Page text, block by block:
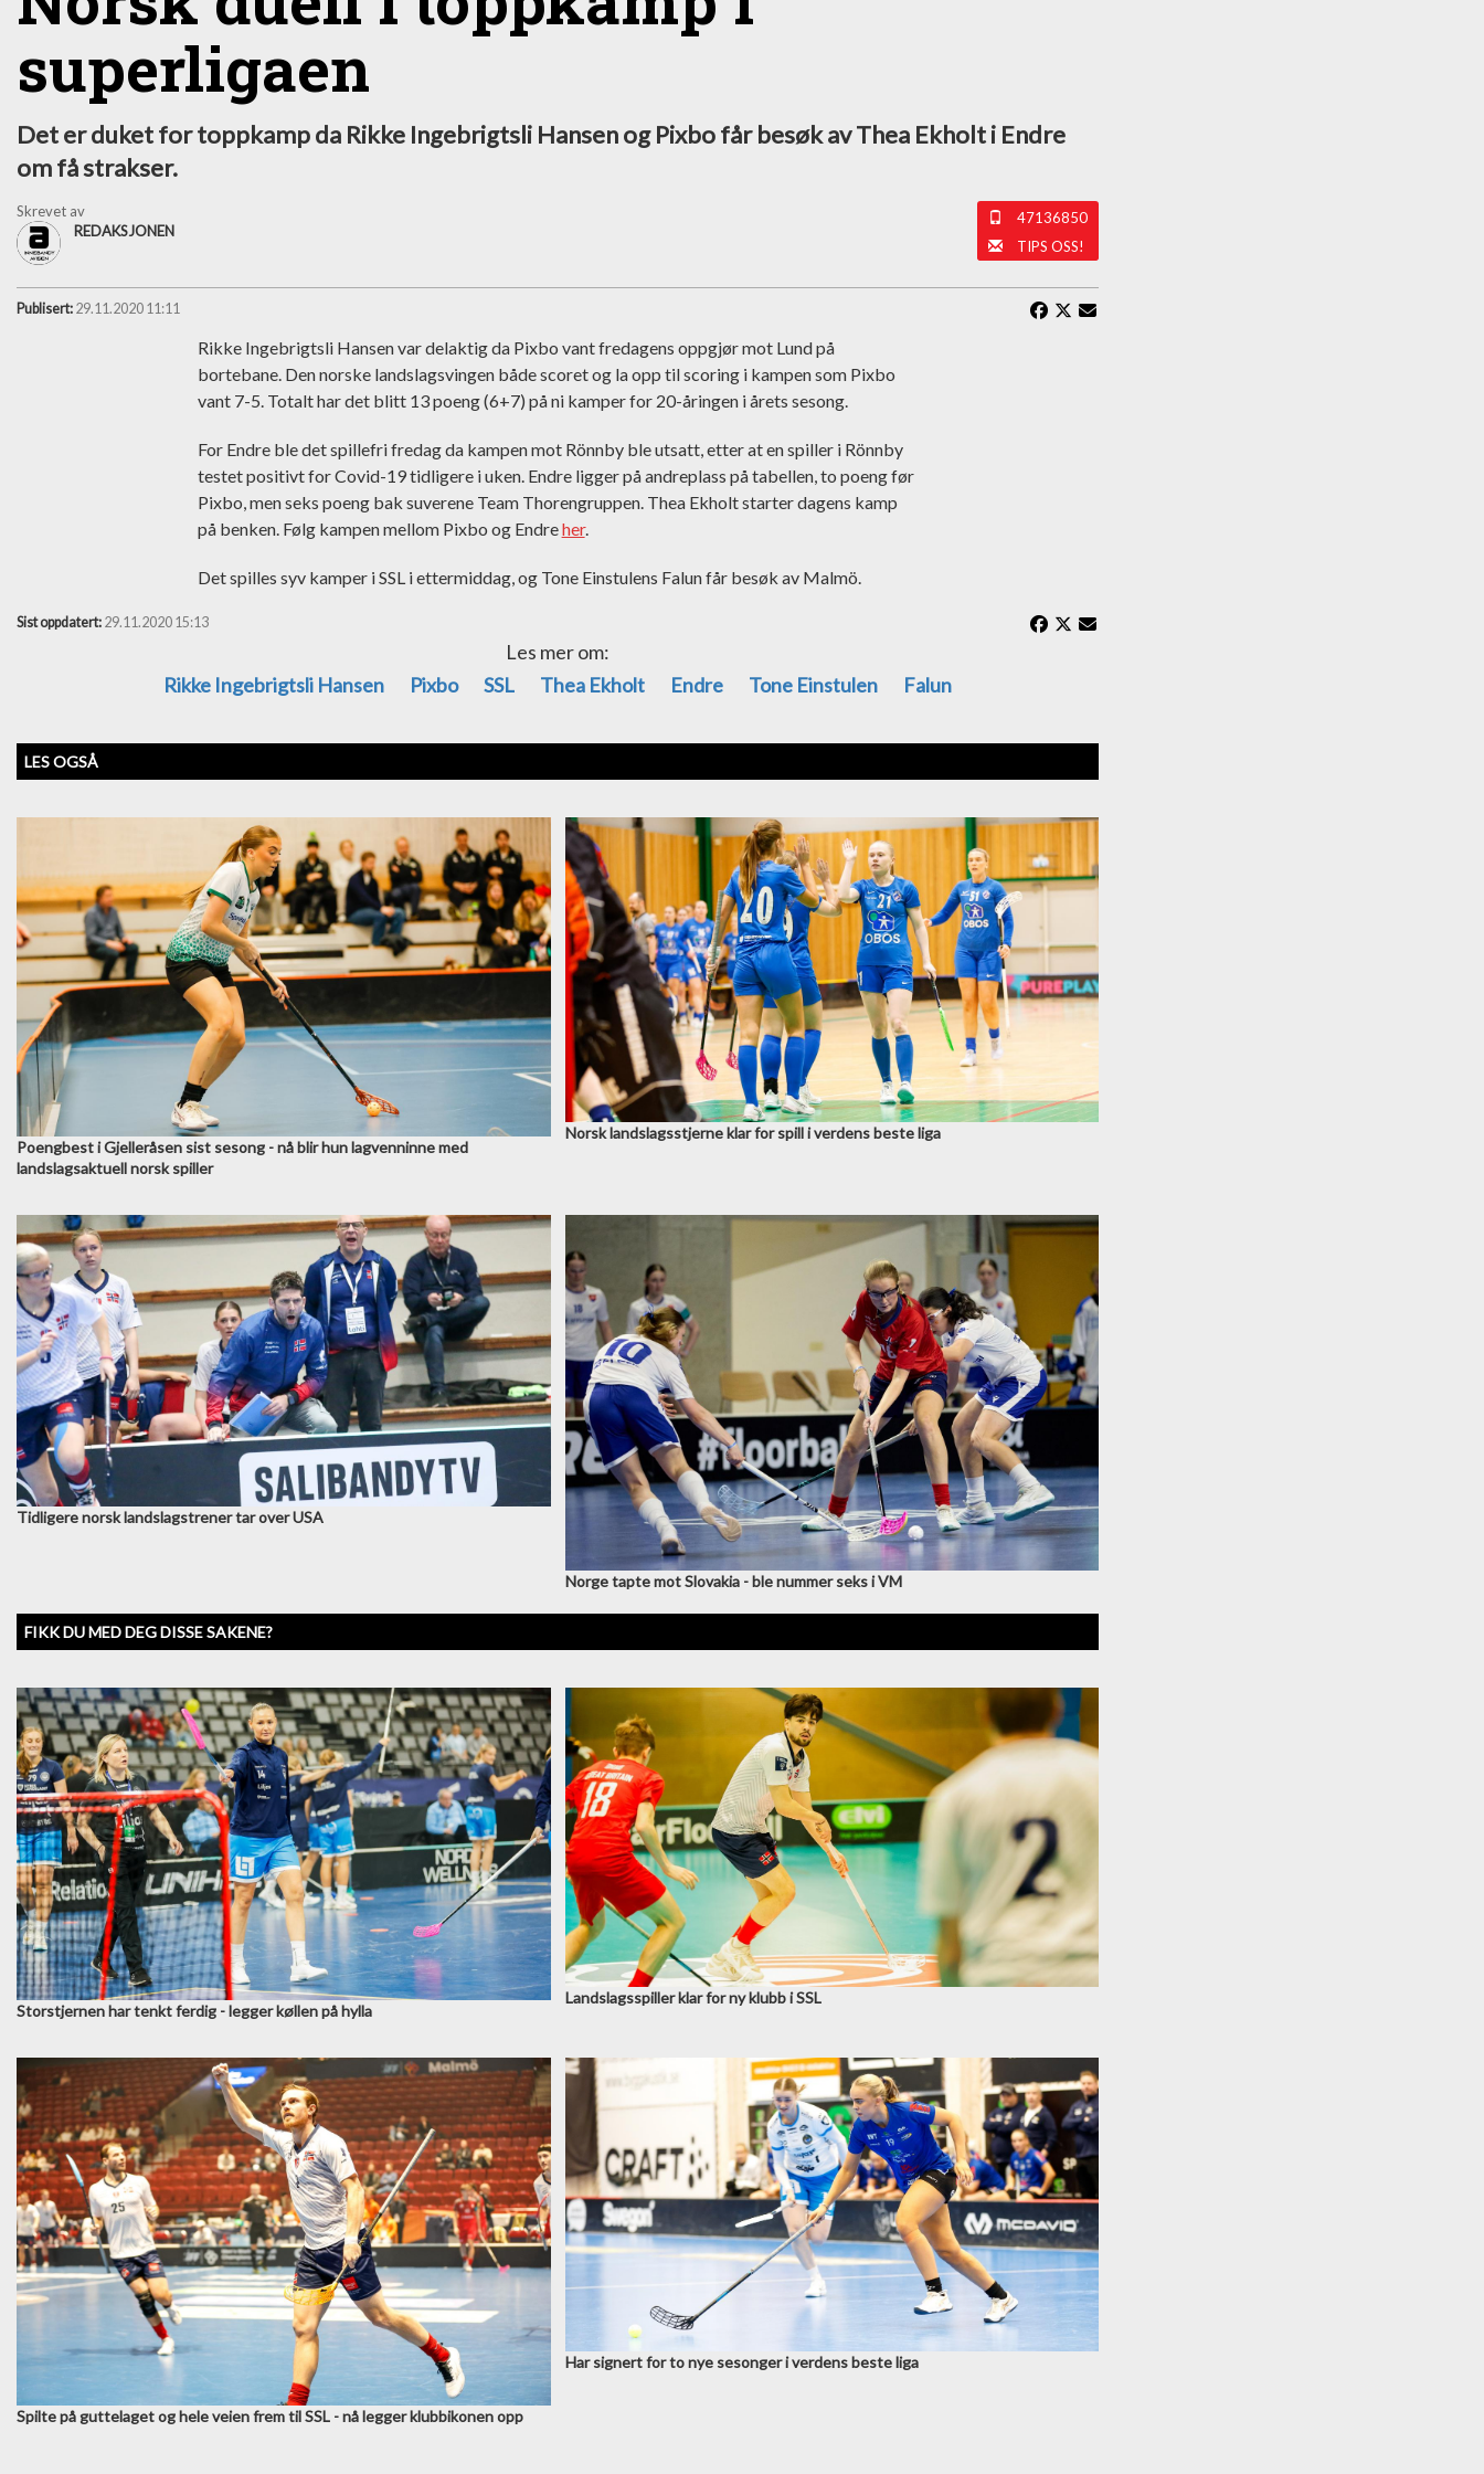
superligaen
Det er duket for toppkamp da Rikke Ingebrigtsli Hansen og Pixbo får besøk av Thea Ekholt i Endre
om få strakser.
Skrevet av
REDAKSJONEN
47136850
TIPS OSS!
Publisert: 29.11.2020 11:11
Rikke Ingebrigtsli Hansen var delaktig da Pixbo vant fredagens oppgjør mot Lund på
bortebane. Den norske landslagsvingen både scoret og la opp til scoring i kampen som Pixbo
vant 7-5. Totalt har det blitt 13 poeng (6+7) på ni kamper for 20-åringen i årets sesong.
For Endre ble det spillefri fredag da kampen mot Rönnby ble utsatt, etter at en spiller i Rönnby
testet positivt for Covid-19 tidligere i uken. Endre ligger på andreplass på tabellen, to poeng før
Pixbo, men seks poeng bak suverene Team Thorengruppen. Thea Ekholt starter dagens kamp
på benken. Følg kampen mellom Pixbo og Endreher.
Det spilles syv kamper i SSL i ettermiddag, og Tone Einstulens Falun får besøk av Malmö.
Sist oppdatert: 29.11.2020 15:13
Les mer om:
Rikke Ingebrigtsli Hansen
Pixbo SSL Thea Ekholt Endre Tone Einstulen Falun
LES OGSÅ
Poengbest i Gjelleråsen sist sesong - nå blir hun lagvenninne med
landslagsaktuell norsk spiller
Norsk landslagsstjerne klar for spill i verdens beste liga
Tidligere norsk landslagstrener tar over USA
Norge tapte mot Slovakia - ble nummer seks i VM
FIKK DU MED DEG DISSE SAKENE?
Storstjernen har tenkt ferdig - legger køllen på hylla
Landslagsspiller klar for ny klubb i SSL
Spilte på guttelaget og hele veien frem til SSL - nå legger klubbikonen opp
Har signert for to nye sesonger i verdens beste liga